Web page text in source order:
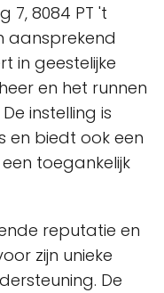
7, 8084 PT 't
aansprekend
in geestelijke
en het runnen
instelling is
en biedt ook een
toegankelijk
reputatie en
zijn unieke
De